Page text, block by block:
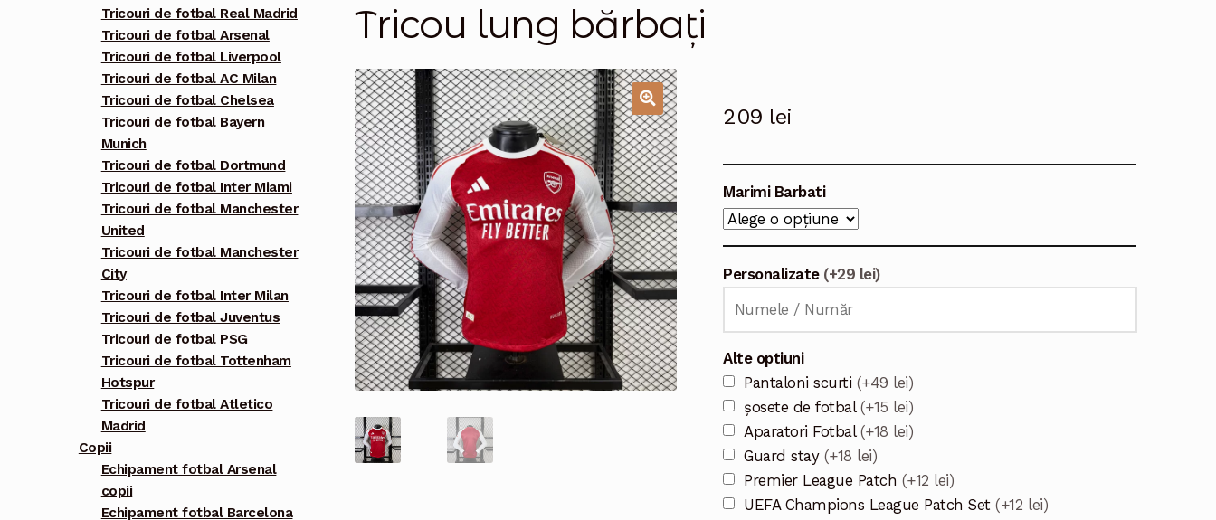
Tricou lung bărbați
🔍 209 lei
Marimi Barbati
Personalizate (+29 lei)
Alte optiuni
Pantaloni scurti (+49 lei)
șosete de fotbal (+15 lei)
Aparatori Fotbal (+18 lei)
Guard stay (+18 lei)
Premier League Patch (+12 lei)
UEFA Champions League Patch Set(+12 lei)
Tricouri de fotbal Real Madrid
Tricouri de fotbal Arsenal
Tricouri de fotbal Liverpool
Tricouri de fotbal AC Milan
Tricouri de fotbal Chelsea
Tricouri de fotbal Bayern
Munich
Tricouri de fotbal Dortmund
Tricouri de fotbal Inter Miami
Tricouri de fotbal Manchester
United
Tricouri de fotbal Manchester
City
Tricouri de fotbal Inter Milan
Tricouri de fotbal Juventus
Tricouri de fotbal PSG
Tricouri de fotbal Tottenham
Hotspur
Tricouri de fotbal Atletico
Madrid
Copii
Echipament fotbal Arsenal
copii
Echipament fotbal Barcelona